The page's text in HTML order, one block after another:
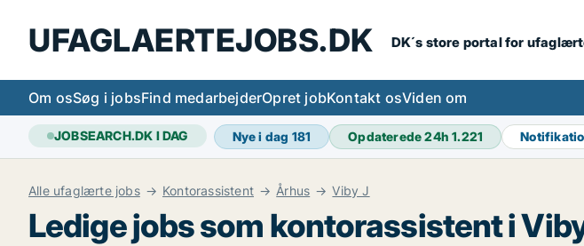
UFAGLAERTEJOBS.DK DK´s store portal for
Om osSøg i jobsFind medarbejderOpret jobKontakt osViden om
JOBSEARCH.DK I DAG Nye i dag 181 Opdaterede 24h1.221
Alle ufaglærte jobs Kontorassistent Århus Viby J
Ledige jobs som kontorassistent i